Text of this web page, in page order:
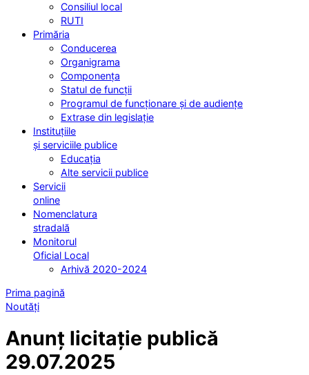
Consiliul local
RUTI
Primăria
Conducerea
Organigrama
Componența
Statul de funcții
Programul de funcționare și de audiențe
Extrase din legislație
Instituțiile
și serviciile publice
Educația
Alte servicii publice
Servicii
online
Nomenclatura
stradală
Monitorul
Oficial Local
Arhivă 2020-2024
Prima pagină
Noutăți
Anunț licitație publică
29.07.2025